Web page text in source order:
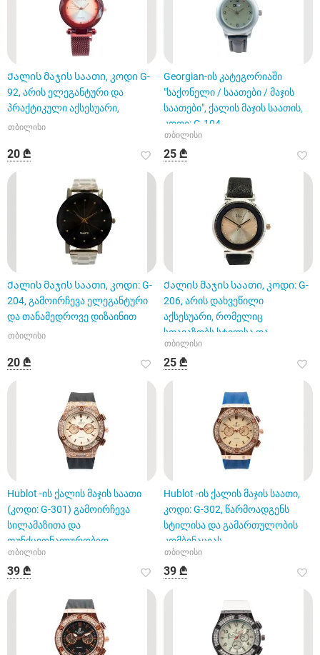
Ქალის მაჯის საათი, კოდი G-
92, არის ელეგანტური და
პრაქტიკული აქსესუარი,
თბილისი
20 ₾
Georgian-ის კატეგორიაში
"საქონელი / საათები / მაჯის
საათები", ქალის მაჯის საათის,
კოდი: G-104
თბილისი
25 ₾
Ქალის მაჯის საათი, კოდი: G-
204, გამოირჩევა ელეგანტური
და თანამედროვე დიზაინით
თბილისი
20 ₾
Ქალის მაჯის საათი, კოდი: G-
206, არის დახვეწილი
აქსესუარი, რომელიც
სთავაზობს სტილსა და
ფუნქციონალურობ
თბილისი
25 ₾
Hublot -ის ქალის მაჯის საათი
(კოდი: G-301) გამოირჩევა
სილამაზითა და
ფუნქციონალურობით
თბილისი
39 ₾
Hublot -ის ქალის მაჯის საათი,
კოდი: G-302, წარმოადგენს
სტილისა და გამართულობის
კომბინაციას
თბილისი
39 ₾